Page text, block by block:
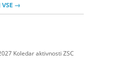
VSE →
Koledar aktivnosti ZSC